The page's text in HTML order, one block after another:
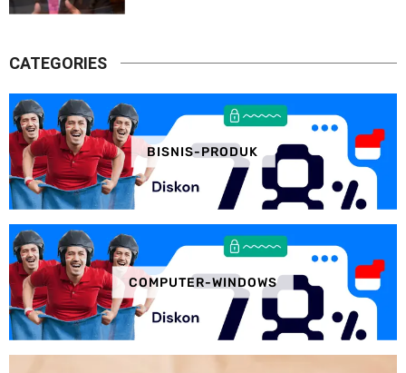
CATEGORIES
BISNIS-PRODUK
COMPUTER-WINDOWS